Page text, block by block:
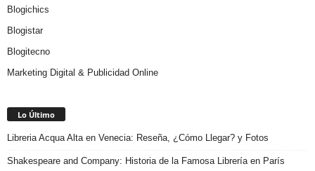
Blogichics
Blogistar
Blogitecno
Marketing Digital & Publicidad Online
Lo Último
Libreria Acqua Alta en Venecia: Reseña, ¿Cómo Llegar? y Fotos
Shakespeare and Company: Historia de la Famosa Librería en París